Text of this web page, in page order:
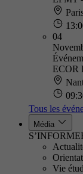
04
ECOR
Tous les
Média
Vie